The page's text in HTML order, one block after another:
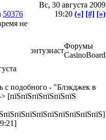
50376
Вс, 30 августа 2009
19:20 («] [#] [»)
энтузиаст
Форумы
CasinoBoard
подобного - "Блэкджек в